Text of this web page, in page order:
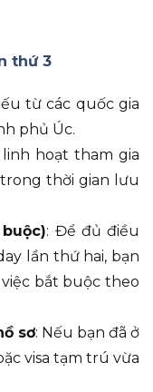
thứ 3
từ các quốc gia
phủ Úc.
hoạt tham gia
thời gian lưu
: Để đủ điều
lần thứ hai, bạn
bắt buộc theo
sơ: Nếu bạn đã ở
visa tạm trú vừa